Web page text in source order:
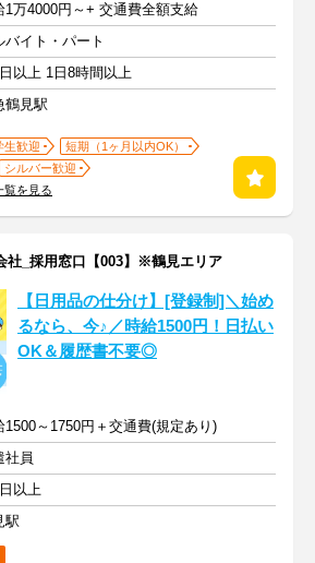
1万4000円～+ 交通費全額支給
バイト・パート
以上 1日8時間以上
鶴見駅
生歓迎
短期（1ヶ月以内OK）
シルバー歓迎
を見る
社_採用窓口【003】※鶴見エリア
【日用品の仕分け】[登録制]＼始め
るなら、今♪／時給1500円！日払い
OK＆履歴書不要◎
1500～1750円＋交通費(規定あり)
社員
以上
駅